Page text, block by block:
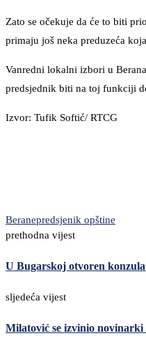
Zato se očekuje da će to biti
primaju još neka preduzeća
Vanredni lokalni izbori u
predsjednik biti na toj funkciji
Izvor: Tufik Softić/ RTCG
Beranepredsjenik opštine
prethodna vijest
U Bugarskoj otvoren
sljedeća vijest
Milatović se izvinio